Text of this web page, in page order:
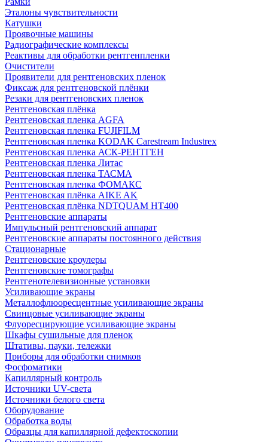
Эталоны чувствительности
Катушки
Проявочные машины
Радиографические комплексы
Реактивы для обработки рентгенпленки
Очистители
Проявители для рентгеновских пленок
Фиксаж для рентгеновской плёнки
Резаки для рентгеновских пленок
Рентгеновская плёнка
Рентгеновская пленка AGFA
Рентгеновская пленка FUJIFILM
Рентгеновская пленка KODAK Carestream Industrex
Рентгеновская пленка АСК-РЕНТГЕН
Рентгеновская пленка Литас
Рентгеновская пленка ТАСМА
Рентгеновская пленка ФОМАКС
Рентгеновская плёнка AIKE AK
Рентгеновская плёнка NDTQUAM HT400
Рентгеновские аппараты
Импульсный рентгеновский аппарат
Рентгеновские аппараты постоянного действия
Стационарные
Рентгеновские кроулеры
Рентгеновские томографы
Рентгенотелевизионные установки
Усиливающие экраны
Металлофлюоресцентные усиливающие экраны
Свинцовые усиливающие экраны
Флуоресцирующие усиливающие экраны
Шкафы сушильные для пленок
Штативы, пауки, тележки
Приборы для обработки снимков
Фосфоматики
Капиллярный контроль
Источники UV-света
Источники белого света
Оборудование
Обработка воды
Образцы для капиллярной дефектоскопии